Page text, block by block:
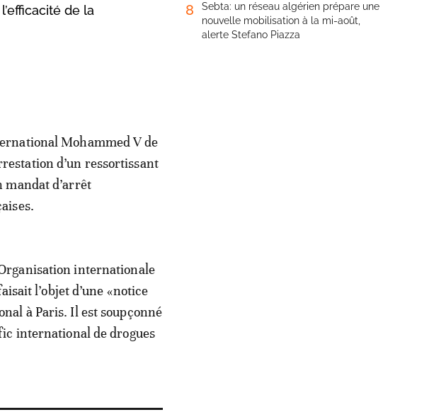
de la
Mohammed V de
d’un ressortissant
mandat d’arrêt
internationale
l’objet d’une «notice
à Paris. Il est soupçonné
international de drogues
8
Sebta: un réseau algérien prépare une
nouvelle mobilisation à la mi-août,
alerte Stefano Piazza